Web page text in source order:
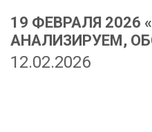
19 ФЕВРАЛЯ 2026
АНАЛИЗИРУЕМ,
12.02.2026